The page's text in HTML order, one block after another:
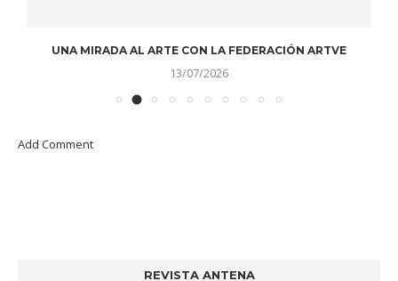
UNA MIRADA AL ARTE CON LA FEDERACIÓN ARTVE
13/07/2026
Add Comment
REVISTA ANTENA